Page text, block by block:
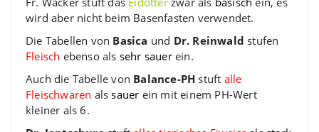
wird aber nicht beim Basenfasten verwendet.
Die Tabellen von Basica und Dr. Reinwald stufen
Fleisch ebenso als sehr sauerein.
Auch die Tabelle von Balance-PH stuft alle
Fleischwaren alssauer ein mit einem PH-Wert
kleiner als 6.